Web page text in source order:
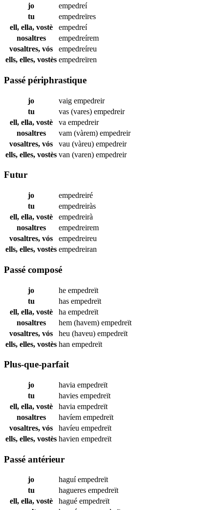
jo
empedreí
tu
empedreïres
ell, ella, vostè
empedreí
nosaltres
empedreírem
vosaltres, vós
empedreíreu
ells, elles, vostès empedreïren
Passé périphrastique
jo vaig empedreir
tu
vas (vares) empedreir
ell, ella, vostè
va empedreir
nosaltres
vam (vàrem) empedreir
vosaltres, vós
vau (vàreu) empedreir
ells, elles, vostès van (varen) empedreir
Futur
jo
empedreiré
tu
empedreiràs
ell, ella, vostè
empedreirà
nosaltres
empedreirem
vosaltres, vós
empedreireu
ells, elles, vostès empedreiran
Passé composé
jo he empedreït
tu
has empedreït
ell, ella, vostè
ha empedreït
nosaltres
hem (havem) empedreït
vosaltres, vós
heu (haveu) empedreït
ells, elles, vostès han empedreït
Plus-que-parfait
jo havia empedreït
tu
havies empedreït
ell, ella, vostè
havia empedreït
nosaltres
havíem empedreït
vosaltres, vós
havíeu empedreït
ells, elles, vostès havien empedreït
Passé antérieur
jo haguíempedreït
tu
hagueres empedreït
ell, ella, vostè
hagué empedreït